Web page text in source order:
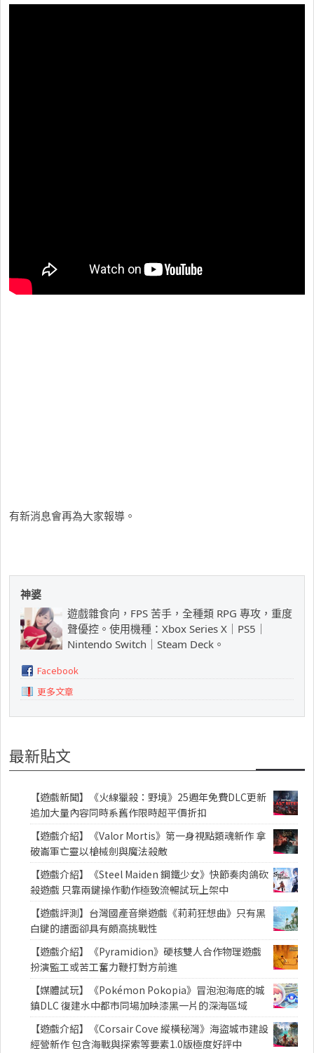
有新消息會再為大家報導。
神婆
遊戲雜食向，FPS 苦手，全種類 RPG 專攻，重度
聲優控。使用機種：Xbox Series X｜PS5｜
Nintendo Switch｜Steam Deck。
Facebook
更多文章
最新貼文
【遊戲新聞】《火線獵殺：野境》25週年免費DLC更新
追加大量內容同時系舊作限時超平價折扣
【遊戲介紹】《Valor Mortis》第一身視點類魂新作 拿
破崙軍亡靈以槍械劍與魔法殺敵
【遊戲介紹】《Steel Maiden 鋼鐵少女》快節奏肉鴿砍
殺遊戲 只靠兩鍵操作動作極致流暢試玩上架中
【遊戲評測】台灣國產音樂遊戲《莉莉狂想曲》只有黑
白鍵的譜面卻具有頗高挑戰性
【遊戲介紹】《Pyramidion》硬核雙人合作物理遊戲
扮演監工或苦工奮力鞭打對方前進
【媒體試玩】《Pokémon Pokopia》冒泡泡海底的城
鎮DLC 復建水中都市同場加映漆黑一片的深海區域
【遊戲介紹】《Corsair Cove 縱橫秘灣》海盜城市建設
經營新作 包含海戰與探索等要素1.0版極度好評中